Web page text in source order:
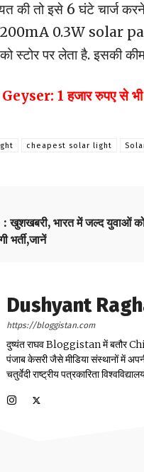
की तो इसे 6 घंटे चार्ज
0.3W solar
स्टोर पर लेता है. इसकी
1 हजार रुपए से भी
cheapest solar light
भारत में जल्द युवाओं को
भर्ती,जानें
Dushyant
https://bloggistan.com
दुष्यंत राघव Bloggistan में बतौर
पंजाब केसरी जैसे मीडिया संस्थानों में
चतुर्वेदी राष्ट्रीय पत्रकारिता